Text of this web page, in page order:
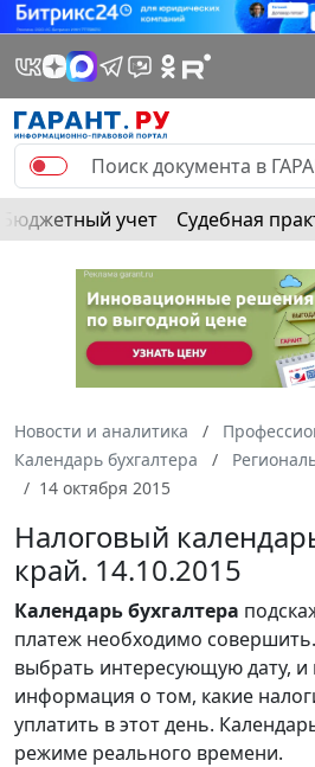
Бюджетный учет Судебная
Новости и аналитика
Календарь бухгалтера
14 октября 2015
Налоговый
край. 14.10.2015
Календарьбухгалтера
платеж необходимо
выбрать интересующую дату, и
информация о том, какие
уплатить в этот день.
режиме реального времени.